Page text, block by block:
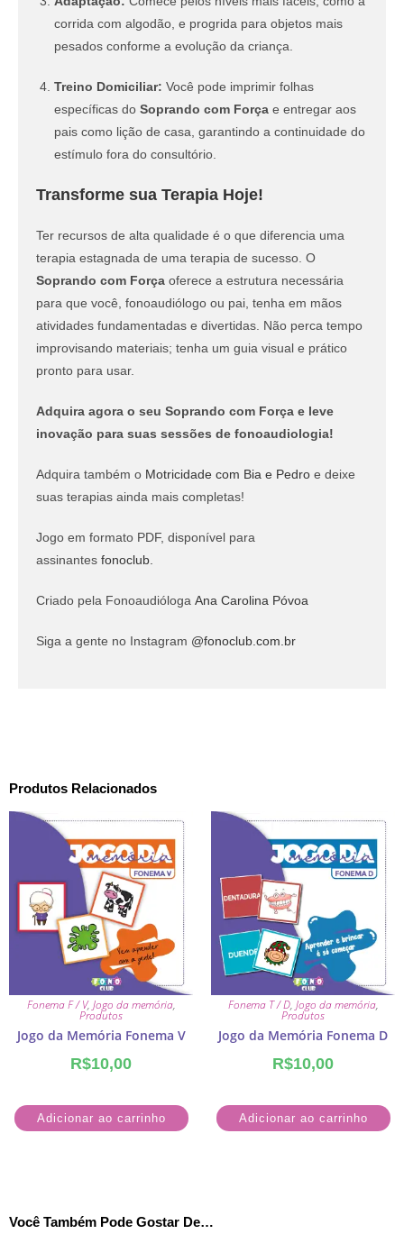
corrida com algodão, e progrida para objetos mais
pesados conforme a evolução da criança.
Treino Domiciliar: Você pode imprimir folhas
específicas do Soprando com Força e entregar aos
pais como lição de casa, garantindo a continuidade do
estímulo fora do consultório.
Transforme sua Terapia Hoje!
Ter recursos de alta qualidade é o que diferencia uma
terapia estagnada de uma terapia de sucesso. O
Soprando com Força oferece a estrutura necessária
para que você, fonoaudiólogo ou pai, tenha em mãos
atividades fundamentadas e divertidas. Não perca tempo
improvisando materiais; tenha um guia visual e prático
pronto para usar.
Adquira agora o seu Soprando com Força e leve
inovação para suas sessões de fonoaudiologia!
Adquira também o Motricidade com Bia e Pedro e deixe
suas terapias ainda mais completas!
Jogo em formato PDF, disponível para
assinantes fonoclub.
Criado pela Fonoaudióloga Ana Carolina Póvoa
Siga a gente no Instagram @fonoclub.com.br
Produtos Relacionados
Fonema F / V, Jogo da memória,
Produtos
Jogo da Memória Fonema V
R$10,00
Adicionar ao carrinho
Fonema T / D, Jogo da memória,
Produtos
Jogo da Memória Fonema D
R$10,00
Adicionar ao carrinho
Você Também Pode Gostar De…